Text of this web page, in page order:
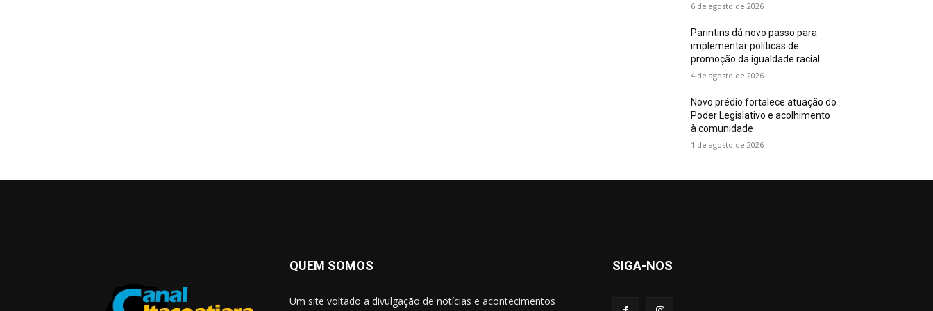
6 de agosto de 2026
Parintins dá novo passo para
implementar políticas de
promoção da igualdade racial
4 de agosto de 2026
Novo prédio fortalece atuação do
Poder Legislativo e acolhimento
à comunidade
1 de agosto de 2026
QUEM SOMOS
Um site voltado a divulgação de notícias e acontecimentos
SIGA-NOS